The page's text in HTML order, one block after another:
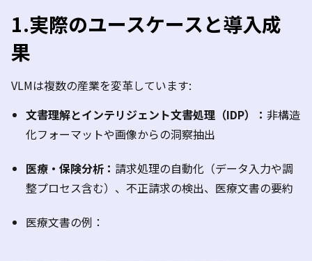
1.実際のユースケースと導入成
果
VLMは複数の産業を変革しています:
文書理解とインテリジェント文書処理（IDP）： 非構造
化フォーマットや画像からの洞察抽出
医療・保険分析： 請求処理の自動化（データ入力や調
整プロセス含む）、不正請求の検出、医療文書の要約
医療文書の例：